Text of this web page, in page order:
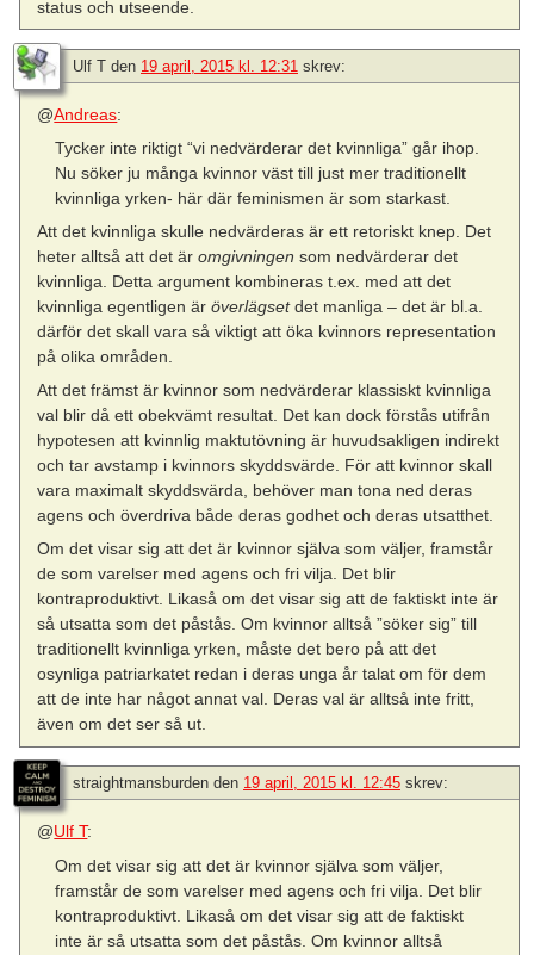
status och utseende.
Ulf T den 19 april, 2015 kl. 12:31 skrev:
@Andreas:
Tycker inte riktigt “vi nedvärderar det kvinnliga” går ihop.
Nu söker ju många kvinnor väst till just mer traditionellt
kvinnliga yrken- här där feminismen är som starkast.
Att det kvinnliga skulle nedvärderas är ett retoriskt knep. Det
heter alltså att det äromgivningen som nedvärderar det
kvinnliga. Detta argument kombineras t.ex. med att det
kvinnliga egentligen äröverlägsetdet manliga – det är bl.a.
därför det skall vara så viktigt att öka kvinnors representation
på olika områden.
Att det främst är kvinnor som nedvärderar klassiskt kvinnliga
val blir då ett obekvämt resultat. Det kan dock förstås utifrån
hypotesen att kvinnlig maktutövning är huvudsakligen indirekt
och tar avstamp i kvinnors skyddsvärde. För att kvinnor skall
vara maximalt skyddsvärda, behöver man tona ned deras
agens och överdriva både deras godhet och deras utsatthet.
Om det visar sig att det är kvinnor själva som väljer, framstår
de som varelser med agens och fri vilja. Det blir
kontraproduktivt. Likaså om det visar sig att de faktiskt inte är
så utsatta som det påstås. Om kvinnor alltså ”söker sig” till
traditionellt kvinnliga yrken, måste det bero på att det
osynliga patriarkatet redan i deras unga år talat om för dem
att de inte har något annat val. Deras val är alltså inte fritt,
även om det ser så ut.
straightmansburden den 19 april, 2015 kl. 12:45 skrev:
@Ulf T:
Om det visar sig att det är kvinnor själva som väljer,
framstår de som varelser med agens och fri vilja. Det blir
kontraproduktivt. Likaså om det visar sig att de faktiskt
inte är så utsatta som det påstås. Om kvinnor alltså